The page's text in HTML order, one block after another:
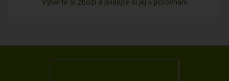
Vyberte si zboží a přidejte si jej k porovnání